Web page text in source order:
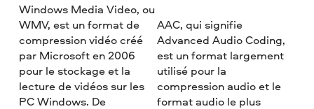
Windows Media Video, ou
WMV, est un format de
compression vidéo créé
par Microsoft en 2006
pour le stockage et la
lecture de vidéos sur les
PC Windows. De
AAC, qui signifie
Advanced Audio Coding,
est un format largement
utilisé pour la
compression audio et le
format audio le plus